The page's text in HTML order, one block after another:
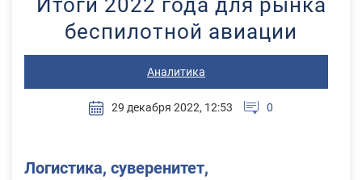
беспилотной авиации
Аналитика
29 декабря 2022, 12:53 0
Логистика, суверенитет,